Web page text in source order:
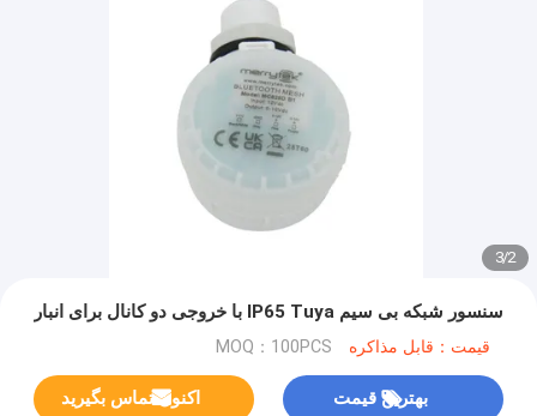
2
/
3
سنسور شبکه بی سیم IP65 Tuya با خروجی دو کانال برای انبار
قیمت：قابل مذاکره MOQ：100PCS
بهترین قیمت اکنون تماس بگیرید